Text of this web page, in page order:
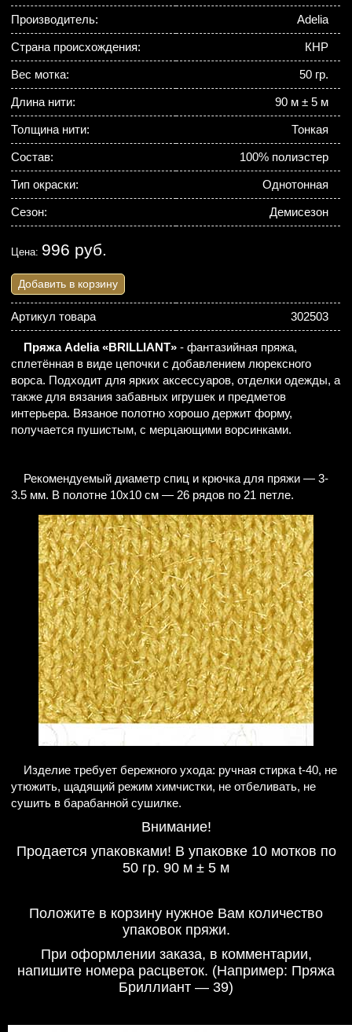
Производитель: Adelia
Страна происхождения: КНР
Вес мотка: 50 гр.
Длина нити: 90 м ± 5 м
Толщина нити: Тонкая
Состав: 100% полиэстер
Тип окраски: Однотонная
Сезон: Демисезон
Цена: 996 руб.
Добавить в корзину
Артикул товара 302503
Пряжа Adelia «BRILLIANT»- фантазийная пряжа,
сплетённая в виде цепочки с добавлением люрексного
ворса. Подходит для ярких аксессуаров, отделки одежды, а
также для вязания забавных игрушек и предметов
интерьера. Вязаное полотно хорошо держит форму,
получается пушистым, с мерцающими ворсинками.
Рекомендуемый диаметр спиц и крючка для пряжи — 3-
3.5 мм. В полотне 10х10 см — 26 рядов по 21 петле.
Изделие требует бережного ухода: ручная стирка t-40, не
утюжить, щадящий режим химчистки, не отбеливать, не
сушить в барабанной сушилке.
Внимание!
Продается упаковками! В упаковке 10 мотков по
50 гр. 90 м ± 5 м
Положите в корзину нужное Вам количество
упаковок пряжи.
При оформлении заказа, в комментарии,
напишите номера расцветок. (Например: Пряжа
Бриллиант — 39)